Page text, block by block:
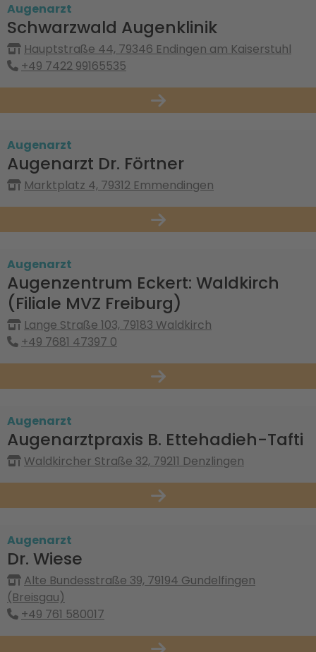
Augenarzt
Schwarzwald Augenklinik
Hauptstraße 44, 79346 Endingen am Kaiserstuhl
+49 7422 99165535
Augenarzt
Augenarzt Dr. Förtner
Marktplatz 4, 79312 Emmendingen
Augenarzt
Augenzentrum Eckert: Waldkirch
(Filiale MVZ Freiburg)
Lange Straße 103, 79183 Waldkirch
+49 7681 47397 0
Augenarzt
Augenarztpraxis B. Ettehadieh-Tafti
Waldkircher Straße 32, 79211 Denzlingen
Augenarzt
Dr. Wiese
Alte Bundesstraße 39, 79194 Gundelfingen
(Breisgau)
+49 761 580017